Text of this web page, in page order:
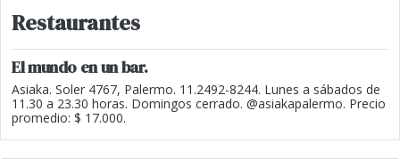
Restaurantes
El mundo en un bar.
Asiaka. Soler 4767, Palermo. 11.2492-8244. Lunes a sábados de
11.30 a 23.30 horas. Domingos cerrado. @asiakapalermo. Precio
promedio: $ 17.000.